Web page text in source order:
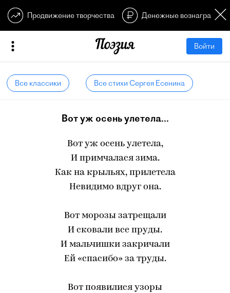
Продвижение творчества Денежные
Войти
Все классики Все стихи Сергея Есенина
Вот уж осень улетела...
Вот уж осень улетела,
И примчалася зима.
Как на крыльях, прилетела
Невидимо вдруг она.
Вот морозы затрещали
И сковали все пруды.
И мальчишки закричали
Ей «спасибо» за труды.
Вот появилися узоры